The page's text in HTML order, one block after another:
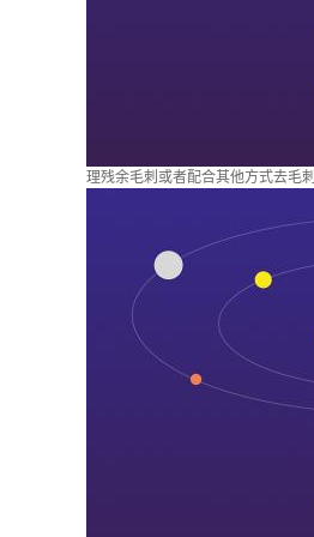
理残余毛刺或者配合其他方式去毛刺